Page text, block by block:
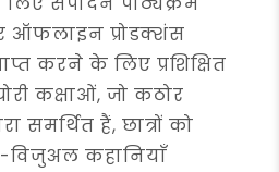
ऑफलाइन प्रोडक्शंस
करने के लिए प्रशिक्षित
कक्षाओं, जो कठोर
समर्थित हैं, छात्रों को
विजुअल कहानियाँ